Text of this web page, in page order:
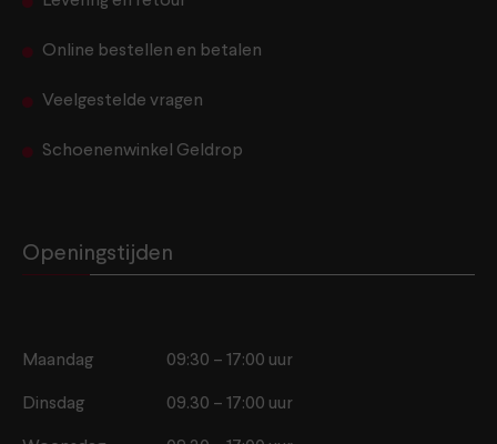
Online bestellen en betalen
Veelgestelde vragen
Schoenenwinkel Geldrop
Openingstijden
Maandag 09:30 – 17:00 uur
Dinsdag 09.30 – 17:00 uur